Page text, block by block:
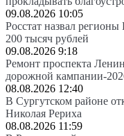
09.08.2026 10:05
Росстат назвал
200 тысяч рублей
09.08.2026 9:18
Ремонт проспекта
дорожной кампании-
08.08.2026 12:40
В Сургутском районе
Николая Рериха
08.08.2026 11:59